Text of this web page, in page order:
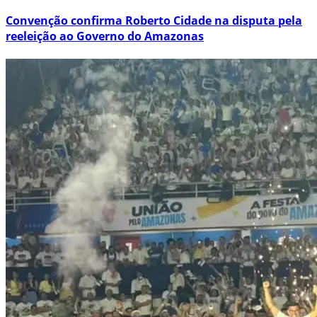
Convenção confirma Roberto Cidade na disputa pela
reeleição ao Governo do Amazonas